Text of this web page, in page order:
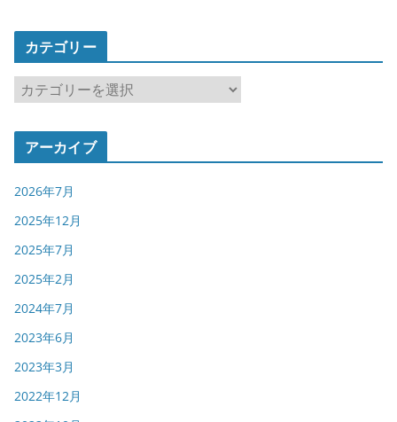
カテゴリー
カ
テ
ゴ
アーカイブ
2026年7月
2025年12月
2025年7月
2025年2月
2024年7月
2023年6月
2023年3月
2022年12月